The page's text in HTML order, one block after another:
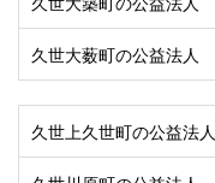
久世大薮町の公益法人
久世上久世町の公益法人